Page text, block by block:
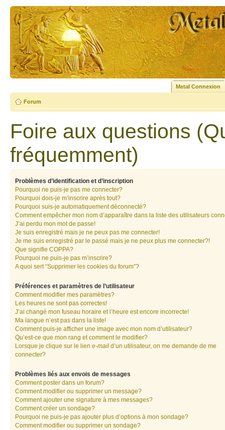
Metal Connexion
Forum
Foire aux questions
fréquemment)
Problèmes d’identification et d’inscription
Pourquoi ne puis-je pas me connecter?
Pourquoi dois-je m’inscrire après tout?
Pourquoi suis-je automatiquement déconnecté?
Comment empêcher mon nom d’apparaître dans la liste des utilisateurs
J’ai perdu mon mot de passe!
Je suis enregistré mais je ne peux pas me connecter!
Je me suis enregistré par le passé mais je ne peux plus me connecter?!
Que signifie COPPA?
Pourquoi ne puis-je pas m’inscrire?
A quoi sert “Supprimer les cookies du forum”?
Préférences et paramètres de l’utilisateur
Comment modifier mes paramètres?
Les heures ne sont pas correctes!
J’ai changé mon fuseau horaire et l’heure est encore incorrecte!
Ma langue n’est pas dans la liste!
Comment puis-je afficher une image avec mon nom d’utilisateur?
Qu’est-ce que mon rang et comment le modifier?
Lorsque je clique sur le lien e-mail d’un utilisateur, on me demande de me
connecter?
Problèmes liés aux envois de messages
Comment poster dans un forum?
Comment modifier ou supprimer un message?
Comment ajouter une signature à mes messages?
Comment créer un sondage?
Pourquoi ne puis-je pas ajouter plus d’options à mon sondage?
Comment modifier ou supprimer un sondage?